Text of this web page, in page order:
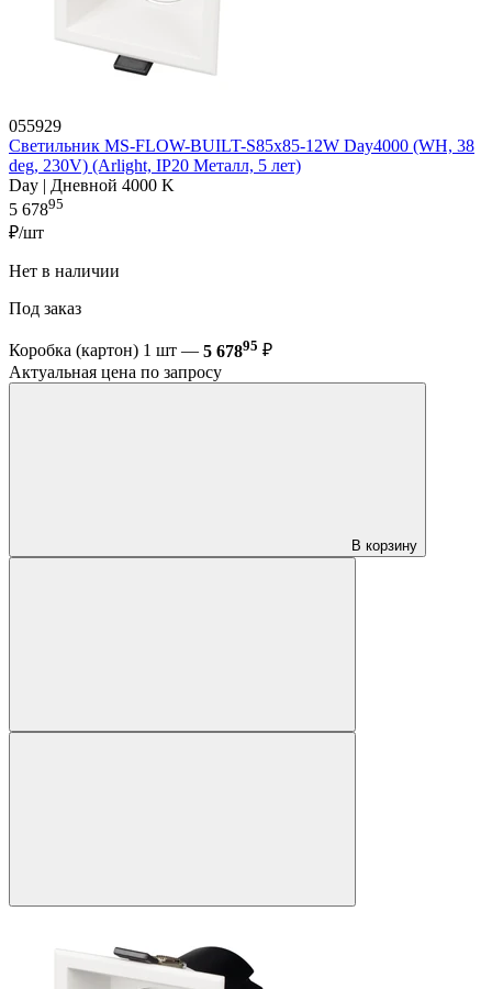
055929
Светильник MS-FLOW-BUILT-S85x85-12W Day4000 (WH, 38
deg, 230V) (Arlight, IP20 Металл, 5 лет)
Day | Дневной 4000 K
5 67895
₽/шт
Нет в наличии
Под заказ
Коробка (картон) 1 шт — 5 67895 ₽
Актуальная цена по запросу
В корзину